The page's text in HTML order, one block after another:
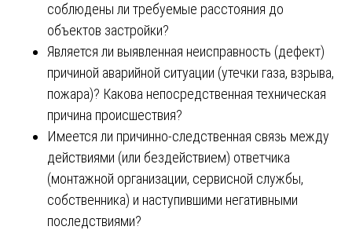
соблюдены ли требуемые расстояния до
объектов застройки?
Является ли выявленная неисправность (дефект)
причиной аварийной ситуации (утечки газа, взрыва,
пожара)? Какова непосредственная техническая
причина происшествия?
Имеется ли причинно-следственная связь между
действиями (или бездействием) ответчика
(монтажной организации, сервисной службы,
собственника) и наступившими негативными
последствиями?